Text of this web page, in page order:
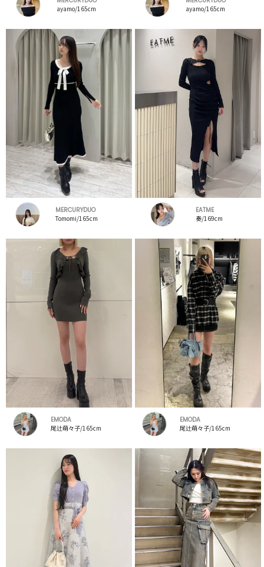
ayamo/165cm
ayamo/165cm
MERCURYDUO
Tomomi/165cm
EATME
奏/169cm
EMODA
尾辻萌々子/165cm
EMODA
尾辻萌々子/165cm